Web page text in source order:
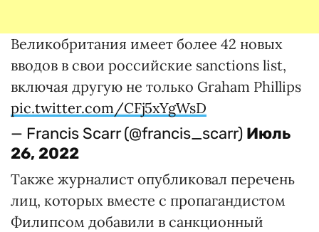
Великобритания имеет более 42 новых
вводов в свои российские sanctions list,
включая другую не только Graham Phillips
pic.twitter.com/CFj5xYgWsD
— Francis Scarr (@francis_scarr) Июль
26, 2022
Также журналист опубликовал перечень
лиц, которых вместе с пропагандистом
Филипсом добавили в санкционный